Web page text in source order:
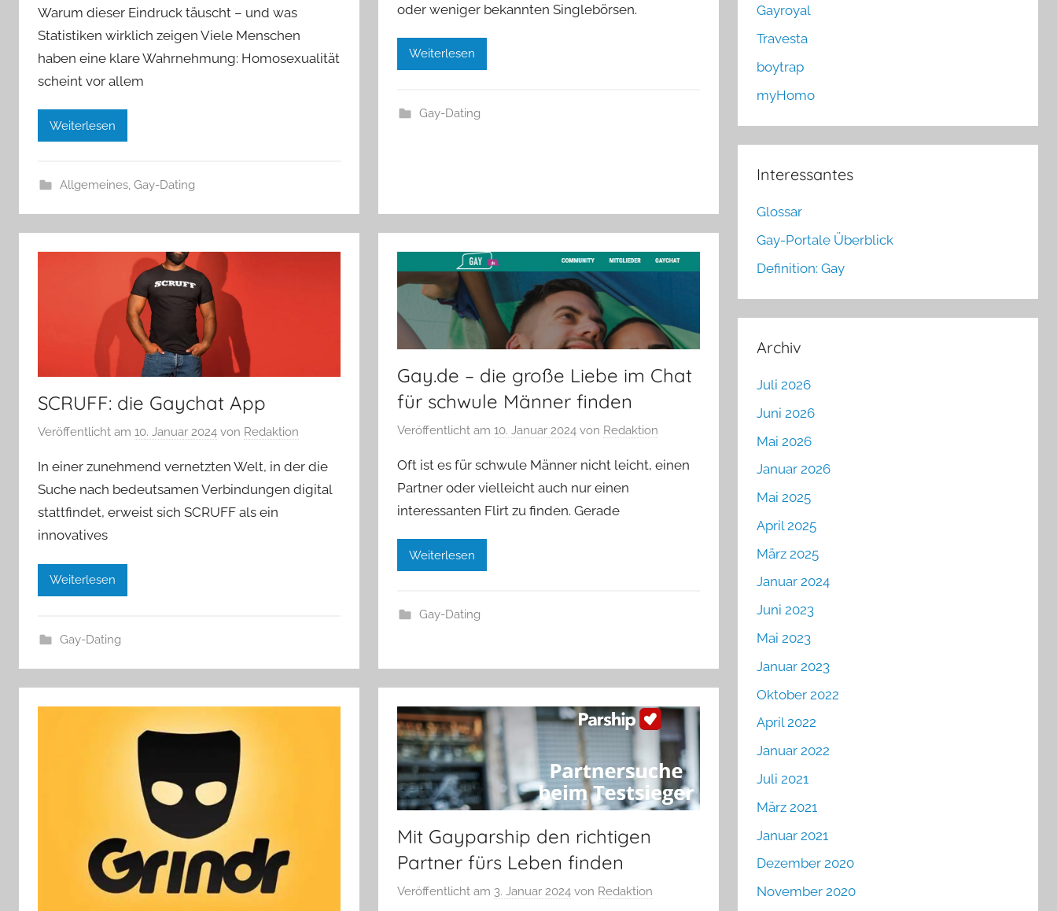
Warum dieser Eindruck täuscht – und was
Statistiken wirklich zeigen Viele Menschen
haben eine klare Wahrnehmung: Homosexualität
scheint vor allem
Weiterlesen
Allgemeines, Gay-Dating
oder weniger bekannten Singlebörsen.
Weiterlesen
Gay-Dating
SCRUFF: die Gaychat App
Veröffentlicht am 10. Januar 2024 von Redaktion
In einer zunehmend vernetzten Welt, in der die
Suche nach bedeutsamen Verbindungen digital
stattfindet, erweist sich SCRUFF als ein
innovatives
Weiterlesen
Gay-Dating
Gay.de – die große Liebe im Chat
für schwule Männer finden
Veröffentlicht am10. Januar 2024 von Redaktion
Oft ist es für schwule Männer nicht leicht, einen
Partner oder vielleicht auch nur einen
interessanten Flirt zu finden. Gerade
Weiterlesen
Gay-Dating
Mit Gayparship den richtigen
Partner fürs Leben finden
Veröffentlicht am 3. Januar 2024 von Redaktion
Gayroyal
Travesta
boytrap
myHomo
Interessantes
Glossar
Gay-Portale Überblick
Definition: Gay
Archiv
Juli 2026
Juni 2026
Mai 2026
Januar 2026
Mai 2025
April 2025
März 2025
Januar 2024
Juni 2023
Mai 2023
Januar 2023
Oktober 2022
April 2022
Januar 2022
Juli 2021
März 2021
Januar 2021
Dezember 2020
November 2020